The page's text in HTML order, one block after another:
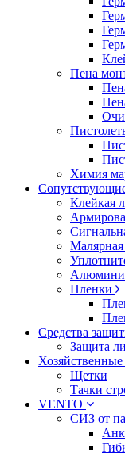
Пена
Химия
Клейкая
Малярная
Пленки
Средства
Защита
Щетки
Тачки
VENTO
СИЗ от